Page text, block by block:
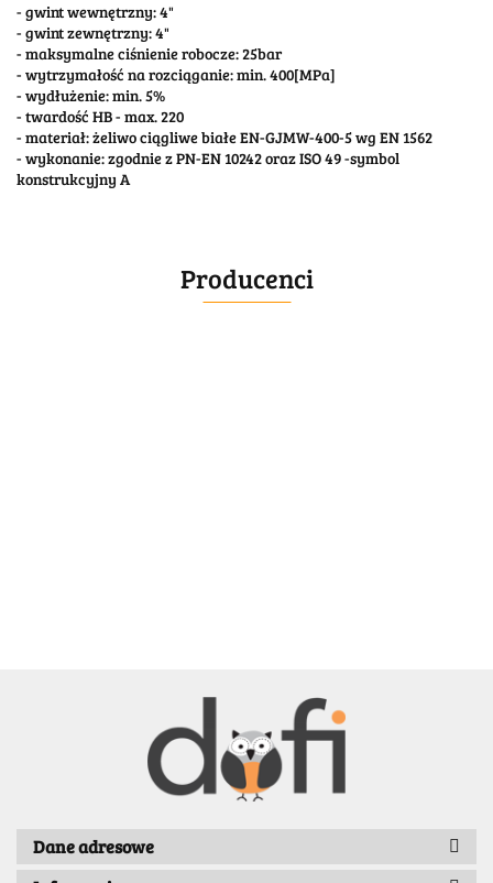
- gwint wewnętrzny: 4"
- gwint zewnętrzny: 4"
- maksymalne ciśnienie robocze: 25bar
- wytrzymałość na rozciąganie: min. 400[MPa]
- wydłużenie: min. 5%
- twardość HB - max. 220
- materiał: żeliwo ciągliwe białe EN-GJMW-400-5 wg EN 1562
- wykonanie: zgodnie z PN-EN 10242 oraz ISO 49 -symbol
konstrukcyjny A
Producenci
BENASSI/GALGI
Dane adresowe